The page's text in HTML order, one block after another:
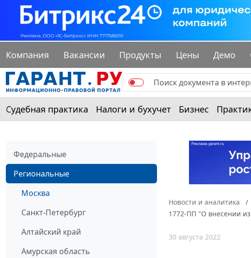
Компания Вакансии Продукты Цены Демо
Судебная практика Налоги и бухучет Бизнес
Федеральные
Региональные
Москва
Санкт-Петербург
Алтайский край
Амурская область
Новости и аналитика
1772-ПП "О внесении
30 августа 2022